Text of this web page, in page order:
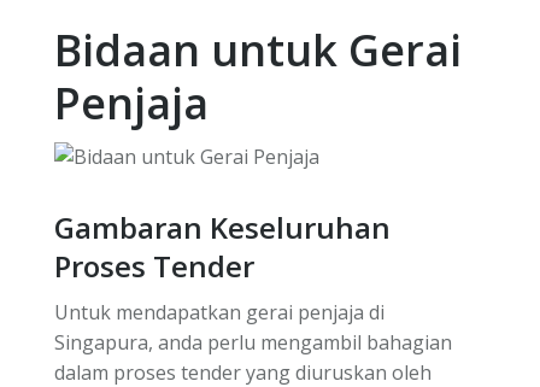
Bidaan untuk Gerai
Penjaja
Gambaran Keseluruhan
Proses Tender
Untuk mendapatkan gerai penjaja di
Singapura, anda perlu mengambil bahagian
dalam proses tender yang diuruskan oleh